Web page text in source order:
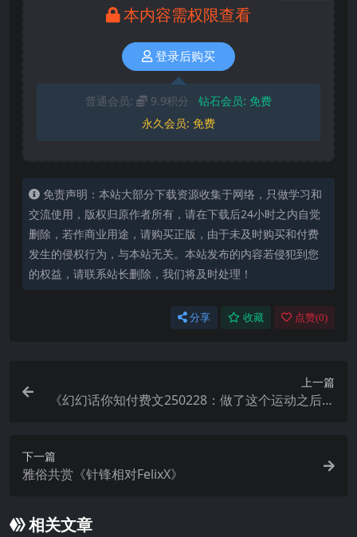
本内容需权限查看
登录后购买
普通会员: 9.9积分 钻石会员: 免费
永久会员: 免费
免责声明：本站大部分下载资源收集于网络，只做学习和
交流使用，版权归原作者所有，请在下载后24小时之内自觉
删除，若作商业用途，请购买正版，由于未及时购买和付费
发生的侵权行为，与本站无关。本站发布的内容若侵犯到您
的权益，请联系站长删除，我们将及时处理！
分享 收藏 点赞(0)
上一篇
《幻幻话你知付费文250228：做了这个运动之后，
下一篇
雅俗共赏《针锋相对FelixX》
相关文章